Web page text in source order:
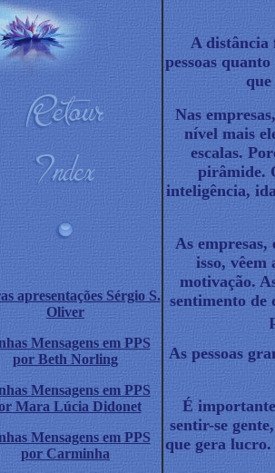
apresentações Sérgio S.
Oliver
Mensagens em PPS
por Beth Norling
Mensagens em PPS
Mara Lúcia Didonet
Mensagens em PPS
por Carminha
A distância
pessoas
que
Nas
nível mais
escalas.
pirâmide.
inteligência,
As empresas,
isso, vêem
motivação.
sentimento de
As pessoas
É
sentir-se
que gera